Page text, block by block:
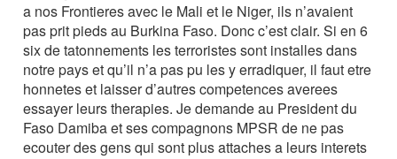
a nos Frontieres avec le Mali et le Niger, ils n’avaient
pas prit pieds au Burkina Faso. Donc c’est clair. Si en 6
six de tatonnements les terroristes sont installes dans
notre pays et qu’il n’a pas pu les y erradiquer, il faut etre
honnetes et laisser d’autres competences averees
essayer leurs therapies. Je demande au President du
Faso Damiba et ses compagnons MPSR de ne pas
ecouter des gens qui sont plus attaches a leurs interets